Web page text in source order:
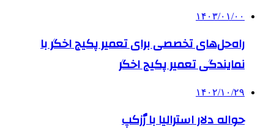
۱۴۰۳/۰۱/۰۰
راه‌حل‌های تخصصی برای تعمیر پکیج اخگر با
نمایندگی تعمیر پکیج اخگر
۱۴۰۲/۱۰/۲۹
حواله دلار استرالیا با رٌزکپ